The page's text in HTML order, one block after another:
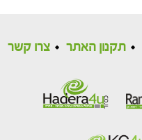
תקנון האתר צרו קשר